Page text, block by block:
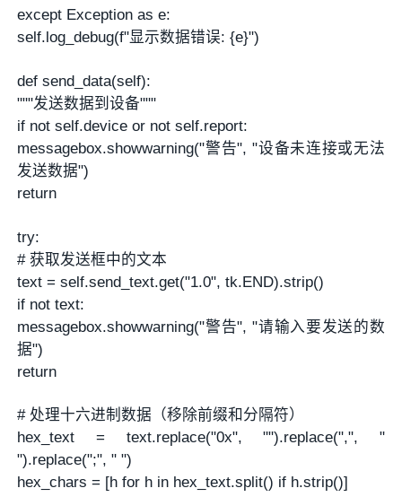
except Exception as e:
self.log_debug(f"显示数据错误: {e}")
def send_data(self):
"""发送数据到设备"""
if not self.device or not self.report:
messagebox.showwarning("警告", "设备未连接或无法
发送数据")
return
try:
# 获取发送框中的文本
text = self.send_text.get("1.0", tk.END).strip()
if not text:
messagebox.showwarning("警告", "请输入要发送的数
据")
return
# 处理十六进制数据（移除前缀和分隔符）
hex_text = text.replace("0x", "").replace(",", "
").replace(";", " ")
hex_chars = [h for h in hex_text.split() if h.strip()]